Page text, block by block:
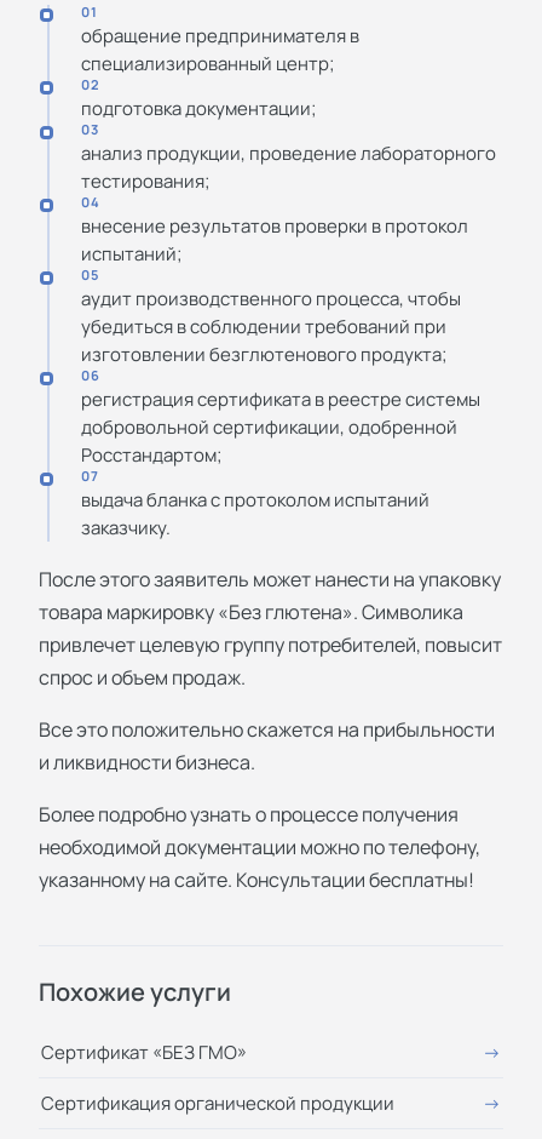
01
обращение предпринимателя в
специализированный центр;
02
подготовка документации;
03
анализ продукции, проведение лабораторного
тестирования;
04
внесение результатов проверки в протокол
испытаний;
05
аудит производственного процесса, чтобы
убедиться в соблюдении требований при
изготовлении безглютенового продукта;
06
регистрация сертификата в реестре системы
добровольной сертификации, одобренной
Росстандартом;
07
выдача бланка с протоколом испытаний
заказчику.
После этого заявитель может нанести на упаковку
товара маркировку «Без глютена». Символика
привлечет целевую группу потребителей, повысит
спрос и объем продаж.
Все это положительно скажется на прибыльности
и ликвидности бизнеса.
Более подробно узнать о процессе получения
необходимой документации можно по телефону,
указанному на сайте. Консультации бесплатны!
Похожие услуги
Сертификат «БЕЗ ГМО»
Сертификация органической продукции